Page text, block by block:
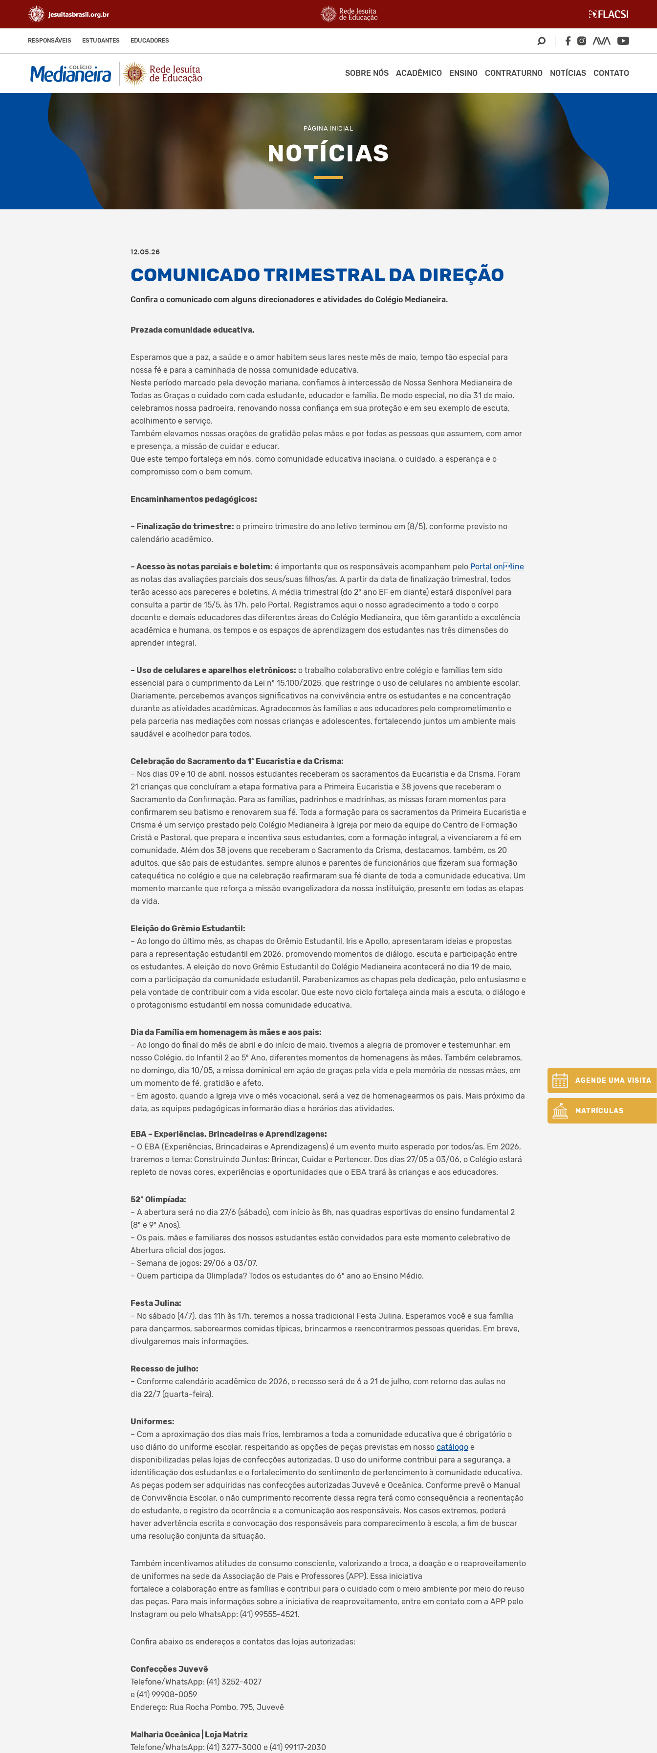
RESPONSÁVEIS ESTUDANTES EDUCADORES
SOBRE NÓS ACADÊMICO ENSINO CONTRATURNO NOTÍCIAS CONTATO
PÁGINA INICIAL
NOTÍCIAS
12.05.26
COMUNICADO TRIMESTRAL DA DIREÇÃO
Confira o comunicado com alguns direcionadores e atividades do Colégio Medianeira.
Prezada comunidade educativa,
Esperamos que a paz, a saúde e o amor habitem seus lares neste mês de maio, tempo tão especial para
nossa fé e para a caminhada de nossa comunidade educativa.
Neste período marcado pela devoção mariana, confiamos à intercessão de Nossa Senhora Medianeira de
Todas as Graças o cuidado com cada estudante, educador e família. De modo especial, no dia 31 de maio,
celebramos nossa padroeira, renovando nossa confiança em sua proteção e em seu exemplo de escuta,
acolhimento e serviço.
Também elevamos nossas orações de gratidão pelas mães e por todas as pessoas que assumem, com amor
e presença, a missão de cuidar e educar.
Que este tempo fortaleça em nós, como comunidade educativa inaciana, o cuidado, a esperança e o
compromisso com o bem comum.
Encaminhamentos pedagógicos:
– Finalização do trimestre: o primeiro trimestre do ano letivo terminou em (8/5), conforme previsto no
calendário acadêmico.
– Acesso às notas parciais e boletim: é importante que os responsáveis acompanhem pelo Portal online
as notas das avaliações parciais dos seus/suas filhos/as. A partir da data de finalização trimestral, todos
terão acesso aos pareceres e boletins. A média trimestral (do 2º ano EF em diante) estará disponível para
consulta a partir de 15/5, às 17h, pelo Portal. Registramos aqui o nosso agradecimento a todo o corpo
docente e demais educadores das diferentes áreas do Colégio Medianeira, que têm garantido a excelência
acadêmica e humana, os tempos e os espaços de aprendizagem dos estudantes nas três dimensões do
aprender integral.
– Uso de celulares e aparelhos eletrônicos: o trabalho colaborativo entre colégio e famílias tem sido
essencial para o cumprimento da Lei nº 15.100/2025, que restringe o uso de celulares no ambiente escolar.
Diariamente, percebemos avanços significativos na convivência entre os estudantes e na concentração
durante as atividades acadêmicas. Agradecemos às famílias e aos educadores pelo comprometimento e
pela parceria nas mediações com nossas crianças e adolescentes, fortalecendo juntos um ambiente mais
saudável e acolhedor para todos.
Celebração do Sacramento da 1ª Eucaristia e da Crisma:
– Nos dias 09 e 10 de abril, nossos estudantes receberam os sacramentos da Eucaristia e da Crisma. Foram
21 crianças que concluíram a etapa formativa para a Primeira Eucaristia e 38 jovens que receberam o
Sacramento da Confirmação. Para as famílias, padrinhos e madrinhas, as missas foram momentos para
confirmarem seu batismo e renovarem sua fé. Toda a formação para os sacramentos da Primeira Eucaristia e
Crisma é um serviço prestado pelo Colégio Medianeira à Igreja por meio da equipe do Centro de Formação
Cristã e Pastoral, que prepara e incentiva seus estudantes, com a formação integral, a vivenciarem a fé em
comunidade. Além dos 38 jovens que receberam o Sacramento da Crisma, destacamos, também, os 20
adultos, que são pais de estudantes, sempre alunos e parentes de funcionários que fizeram sua formação
catequética no colégio e que na celebração reafirmaram sua fé diante de toda a comunidade educativa. Um
momento marcante que reforça a missão evangelizadora da nossa instituição, presente em todas as etapas
da vida.
Eleição do Grêmio Estudantil:
– Ao longo do último mês, as chapas do Grêmio Estudantil, Iris e Apollo, apresentaram ideias e propostas
para a representação estudantil em 2026, promovendo momentos de diálogo, escuta e participação entre
os estudantes. A eleição do novo Grêmio Estudantil do Colégio Medianeira acontecerá no dia 19 de maio,
com a participação da comunidade estudantil. Parabenizamos as chapas pela dedicação, pelo entusiasmo e
pela vontade de contribuir com a vida escolar. Que este novo ciclo fortaleça ainda mais a escuta, o diálogo e
o protagonismo estudantil em nossa comunidade educativa.
Dia da Família em homenagem às mães e aos pais:
– Ao longo do final do mês de abril e do início de maio, tivemos a alegria de promover e testemunhar, em
nosso Colégio, do Infantil 2 ao 5º Ano, diferentes momentos de homenagens às mães. Também celebramos,
no domingo, dia 10/05, a missa dominical em ação de graças pela vida e pela memória de nossas mães, em
um momento de fé, gratidão e afeto.
– Em agosto, quando a Igreja vive o mês vocacional, será a vez de homenagearmos os pais. Mais próximo da
data, as equipes pedagógicas informarão dias e horários das atividades.
EBA – Experiências, Brincadeiras e Aprendizagens:
– O EBA (Experiências, Brincadeiras e Aprendizagens) é um evento muito esperado por todos/as. Em 2026,
traremos o tema: Construindo Juntos: Brincar, Cuidar e Pertencer. Dos dias 27/05 a 03/06, o Colégio estará
repleto de novas cores, experiências e oportunidades que o EBA trará às crianças e aos educadores.
52ª Olimpíada:
– A abertura será no dia 27/6 (sábado), com início às 8h, nas quadras esportivas do ensino fundamental 2
(8º e 9º Anos).
– Os pais, mães e familiares dos nossos estudantes estão convidados para este momento celebrativo de
Abertura oficial dos jogos.
– Semana de jogos: 29/06 a 03/07.
– Quem participa da Olimpíada? Todos os estudantes do 6º ano ao Ensino Médio.
Festa Julina:
– No sábado (4/7), das 11h às 17h, teremos a nossa tradicional Festa Julina. Esperamos você e sua família
para dançarmos, saborearmos comidas típicas, brincarmos e reencontrarmos pessoas queridas. Em breve,
divulgaremos mais informações.
Recesso de julho:
– Conforme calendário acadêmico de 2026, o recesso será de 6 a 21 de julho, com retorno das aulas no
dia 22/7 (quarta-feira).
Uniformes:
– Com a aproximação dos dias mais frios, lembramos a toda a comunidade educativa que é obrigatório o
uso diário do uniforme escolar, respeitando as opções de peças previstas em nosso catálogo e
disponibilizadas pelas lojas de confecções autorizadas. O uso do uniforme contribui para a segurança, a
identificação dos estudantes e o fortalecimento do sentimento de pertencimento à comunidade educativa.
As peças podem ser adquiridas nas confecções autorizadas Juvevê e Oceânica. Conforme prevê o Manual
de Convivência Escolar, o não cumprimento recorrente dessa regra terá como consequência a reorientação
do estudante, o registro da ocorrência e a comunicação aos responsáveis. Nos casos extremos, poderá
haver advertência escrita e convocação dos responsáveis para comparecimento à escola, a fim de buscar
uma resolução conjunta da situação.
Também incentivamos atitudes de consumo consciente, valorizando a troca, a doação e o reaproveitamento
de uniformes na sede da Associação de Pais e Professores (APP). Essa iniciativa
fortalece a colaboração entre as famílias e contribui para o cuidado com o meio ambiente por meio do reuso
das peças. Para mais informações sobre a iniciativa de reaproveitamento, entre em contato com a APP pelo
Instagram ou pelo WhatsApp: (41) 99555-4521.
Confira abaixo os endereços e contatos das lojas autorizadas:
Confecções Juvevê
Telefone/WhatsApp: (41) 3252-4027
e (41) 99908-0059
Endereço: Rua Rocha Pombo, 795, Juvevê
Malharia Oceânica | Loja Matriz
Telefone/WhatsApp: (41) 3277-3000 e (41) 99117-2030
AGENDE UMA VISITA
MATRÍCULAS